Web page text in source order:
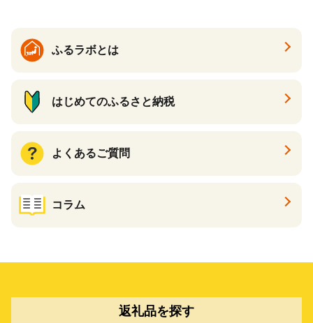
ふるラボとは
はじめてのふるさと納税
よくあるご質問
コラム
返礼品を探す